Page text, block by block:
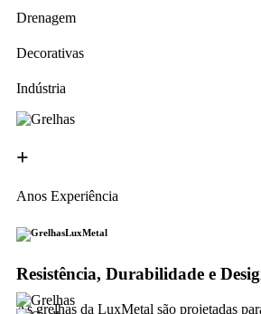
Drenagem
Decorativas
Indústria
+
Anos Experiência
LuxMetal
Resistência, Durabilidade e
As grelhas da LuxMetal são projetadas